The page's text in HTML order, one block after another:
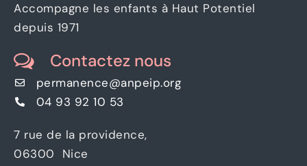
b
o
o
a
g
r
m
Accompagne les enfants à Haut Potentiel
depuis 1971
Contactez nous
permanence@anpeip.org
04 93 92 10 53
7 rue de la providence,
06300 Nice